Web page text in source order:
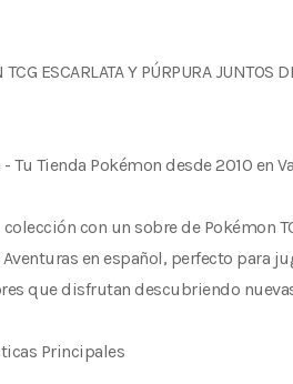
ESCARLATA Y PÚRPURA JUNTOS
- Tu Tienda Pokémon desde 2010 en
con un sobre de Pokémon
en español, perfecto para
que disfrutan descubriendo
Principales